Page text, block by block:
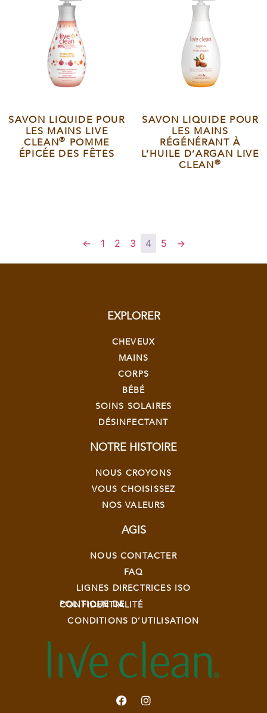
SAVON LIQUIDE POUR
LES MAINS LIVE
CLEAN® POMME
ÉPICÉE DES FÊTES
SAVON LIQUIDE POUR
LES MAINS
RÉGÉNÉRANT À
L’HUILE D’ARGAN LIVE
CLEAN®
← 1 2 3 4 5 →
EXPLORER
CHEVEUX
MAINS
CORPS
BÉBÉ
SOINS SOLAIRES
DÉSINFECTANT
NOTRE HISTOIRE
NOUS CROYONS
VOUS CHOISISSEZ
NOS VALEURS
AGIS
NOUS CONTACTER
FAQ
LIGNES DIRECTRICES ISO
POLITIQUE DE CONFIDENTIALITÉ
CONDITIONS D’UTILISATION